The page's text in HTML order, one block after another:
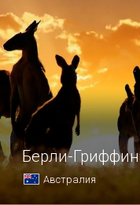
Берли-Гриффин
Австралия